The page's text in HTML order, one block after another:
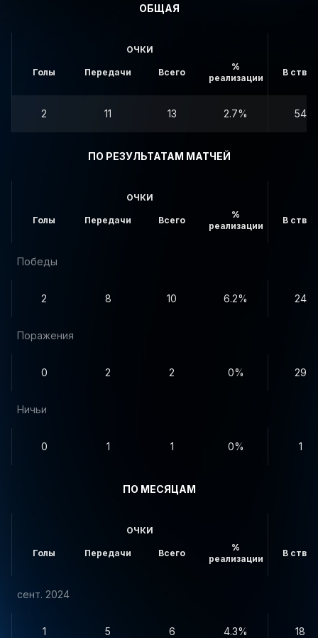
ОБЩАЯ
ОЧКИ
Голы Передачи Всего
%
реализации
В створ
2 11 13 2.7% 54
ПО РЕЗУЛЬТАТАМ МАТЧЕЙ
ОЧКИ
Голы Передачи Всего
%
реализации
В створ
Победы
2 8 10 6.2% 24
Поражения
0 2 2 0% 29
Ничьи
0 1 1 0% 1
ПО МЕСЯЦАМ
ОЧКИ
Голы Передачи Всего
%
реализации
В створ
сент. 2024
1 5 6 4.3% 18